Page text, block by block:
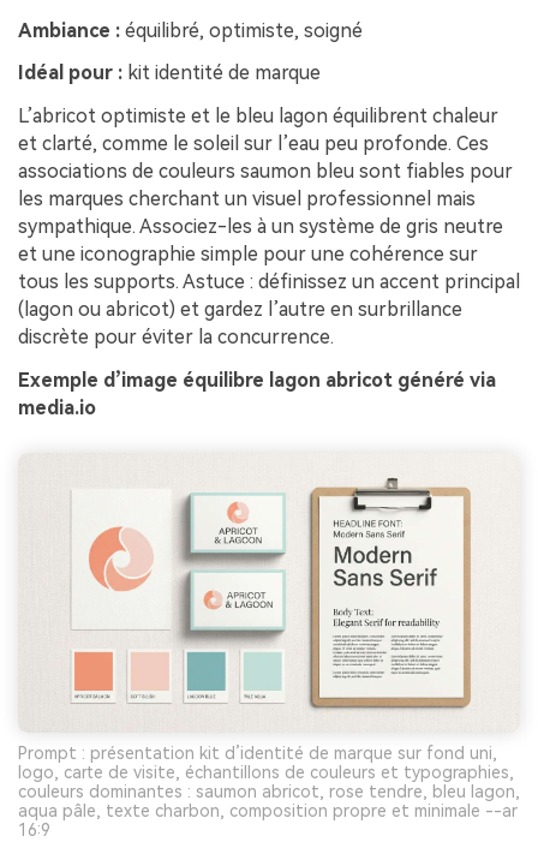
Ambiance : équilibré, optimiste, soigné
Idéal pour : kit identité de marque
L’abricot optimiste et le bleu lagon équilibrent chaleur
et clarté, comme le soleil sur l’eau peu profonde. Ces
associations de couleurs saumon bleu sont fiables pour
les marques cherchant un visuel professionnel mais
sympathique. Associez-les à un système de gris neutre
et une iconographie simple pour une cohérence sur
tous les supports. Astuce : définissez un accent principal
(lagon ou abricot) et gardez l’autre en surbrillance
discrète pour éviter la concurrence.
Exemple d’image équilibre lagon abricot généré via
media.io
Prompt : présentation kit d’identité de marque sur fond uni,
logo, carte de visite, échantillons de couleurs et typographies,
couleurs dominantes : saumon abricot, rose tendre, bleu lagon,
aqua pâle, texte charbon, composition propre et minimale --ar
16:9